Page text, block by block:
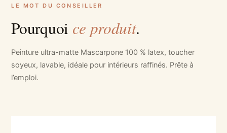
LE MOT DU CONSEILLER
Pourquoi ce produit.
Peinture ultra-matte Mascarpone 100 % latex, toucher
soyeux, lavable, idéale pour intérieurs raffinés. Prête à
l’emploi.